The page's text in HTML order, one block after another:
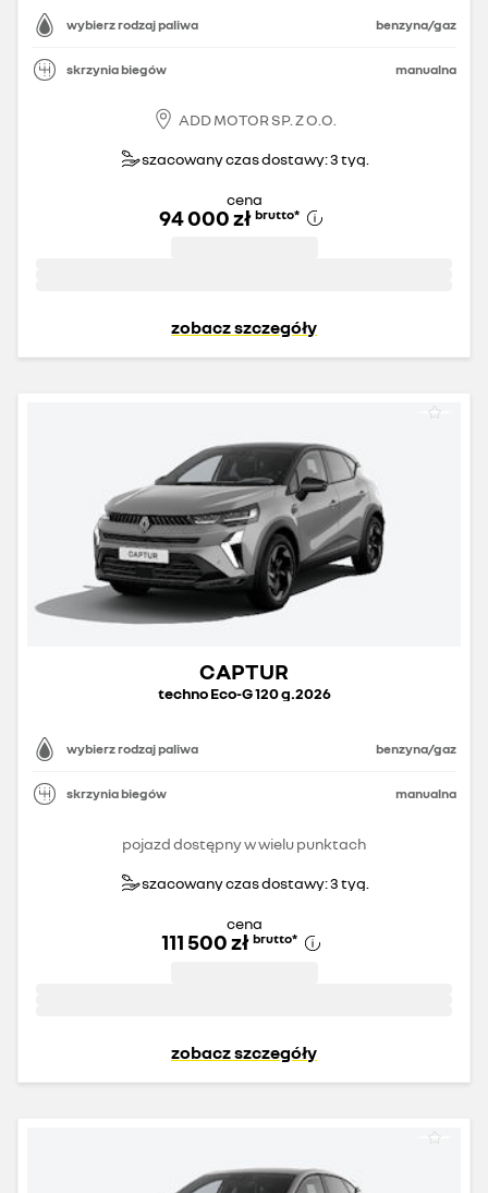
wybierz rodzaj paliwa benzyna/gaz
skrzynia biegów manualna
ADD MOTOR SP. Z O.O.
szacowany czas dostawy: 3 tyg.
cena
94 000 zł brutto*
zobacz szczegóły
CAPTUR
techno Eco-G 120 g.2026
wybierz rodzaj paliwa benzyna/gaz
skrzynia biegów manualna
pojazd dostępny w wielu punktach
szacowany czas dostawy: 3 tyg.
cena
111 500 zł brutto*
zobacz szczegóły